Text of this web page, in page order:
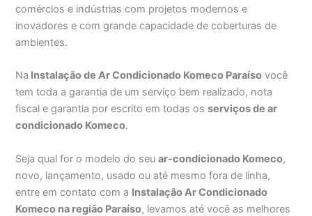
comércios e indústrias com projetos modernos e
inovadores e com grande capacidade de coberturas de
ambientes.
Na Instalação de Ar Condicionado Komeco Paraíso você
tem toda a garantia de um serviço bem realizado, nota
fiscal e garantia por escrito em todas osserviços de ar
condicionado Komeco.
Seja qual for o modelo do seuar-condicionado Komeco,
novo, lançamento, usado ou até mesmo fora de linha,
entre em contato com a Instalação Ar Condicionado
Komeco na região Paraíso, levamos até você as melhores